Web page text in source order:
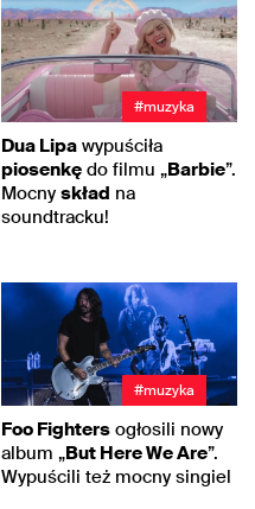
#muzyka
Dua Lipa wypuściła
piosenkę do filmu „Barbie”.
Mocny skład na
soundtracku!
#muzyka
Foo Fighters ogłosili nowy
album „But Here We Are”.
Wypuścili też mocny singiel